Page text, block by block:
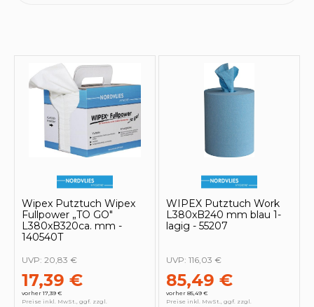
Wipex Putztuch Wipex
Fullpower „TO GO"
L380xB320ca. mm -
140540T
17,39 €
vorher 17,39 €
UVP: 20,83 €
Preise inkl. MwSt., ggf. zzgl.
WIPEX Putztuch Work
L380xB240 mm blau 1-
lagig - 55207
85,49 €
vorher 85,49 €
UVP: 116,03 €
Preise inkl. MwSt., ggf. zzgl.